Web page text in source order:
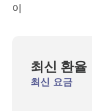
이
최신 환율
최신 요금